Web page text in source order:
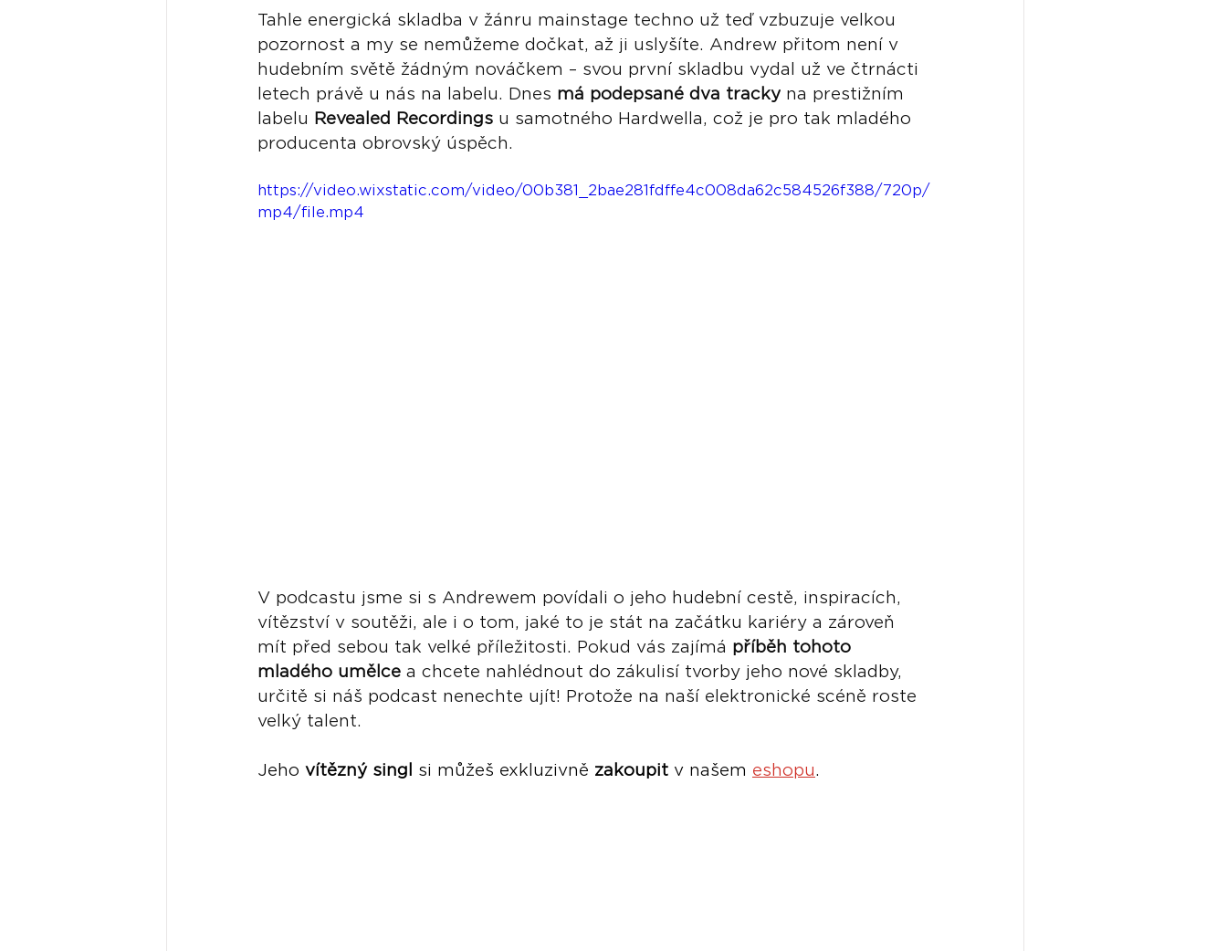
Tahle energická skladba v žánru mainstage techno už teď vzbuzuje velkou
pozornost a my se nemůžeme dočkat, až ji uslyšíte. Andrew přitom není v
hudebním světě žádným nováčkem – svou první skladbu vydal už ve čtrnácti
letech právě u nás na labelu. Dnes má podepsané dva tracky na prestižním
labelu Revealed Recordings u samotného Hardwella, což je pro tak mladého
producenta obrovský úspěch.
https://video.wixstatic.com/video/00b381_2bae281fdffe4c008da62c584526f388/720p/
mp4/file.mp4
V podcastu jsme si s Andrewem povídali o jeho hudební cestě, inspiracích,
vítězství v soutěži, ale i o tom, jaké to je stát na začátku kariéry a zároveň
mít před sebou tak velké příležitosti. Pokud vás zajímá příběh tohoto
mladého umělce a chcete nahlédnout do zákulisí tvorby jeho nové skladby,
určitě si náš podcast nenechte ujít! Protože na naší elektronické scéně roste
velký talent.
Jeho vítězný singl si můžeš exkluzivně zakoupit v našem eshopu.